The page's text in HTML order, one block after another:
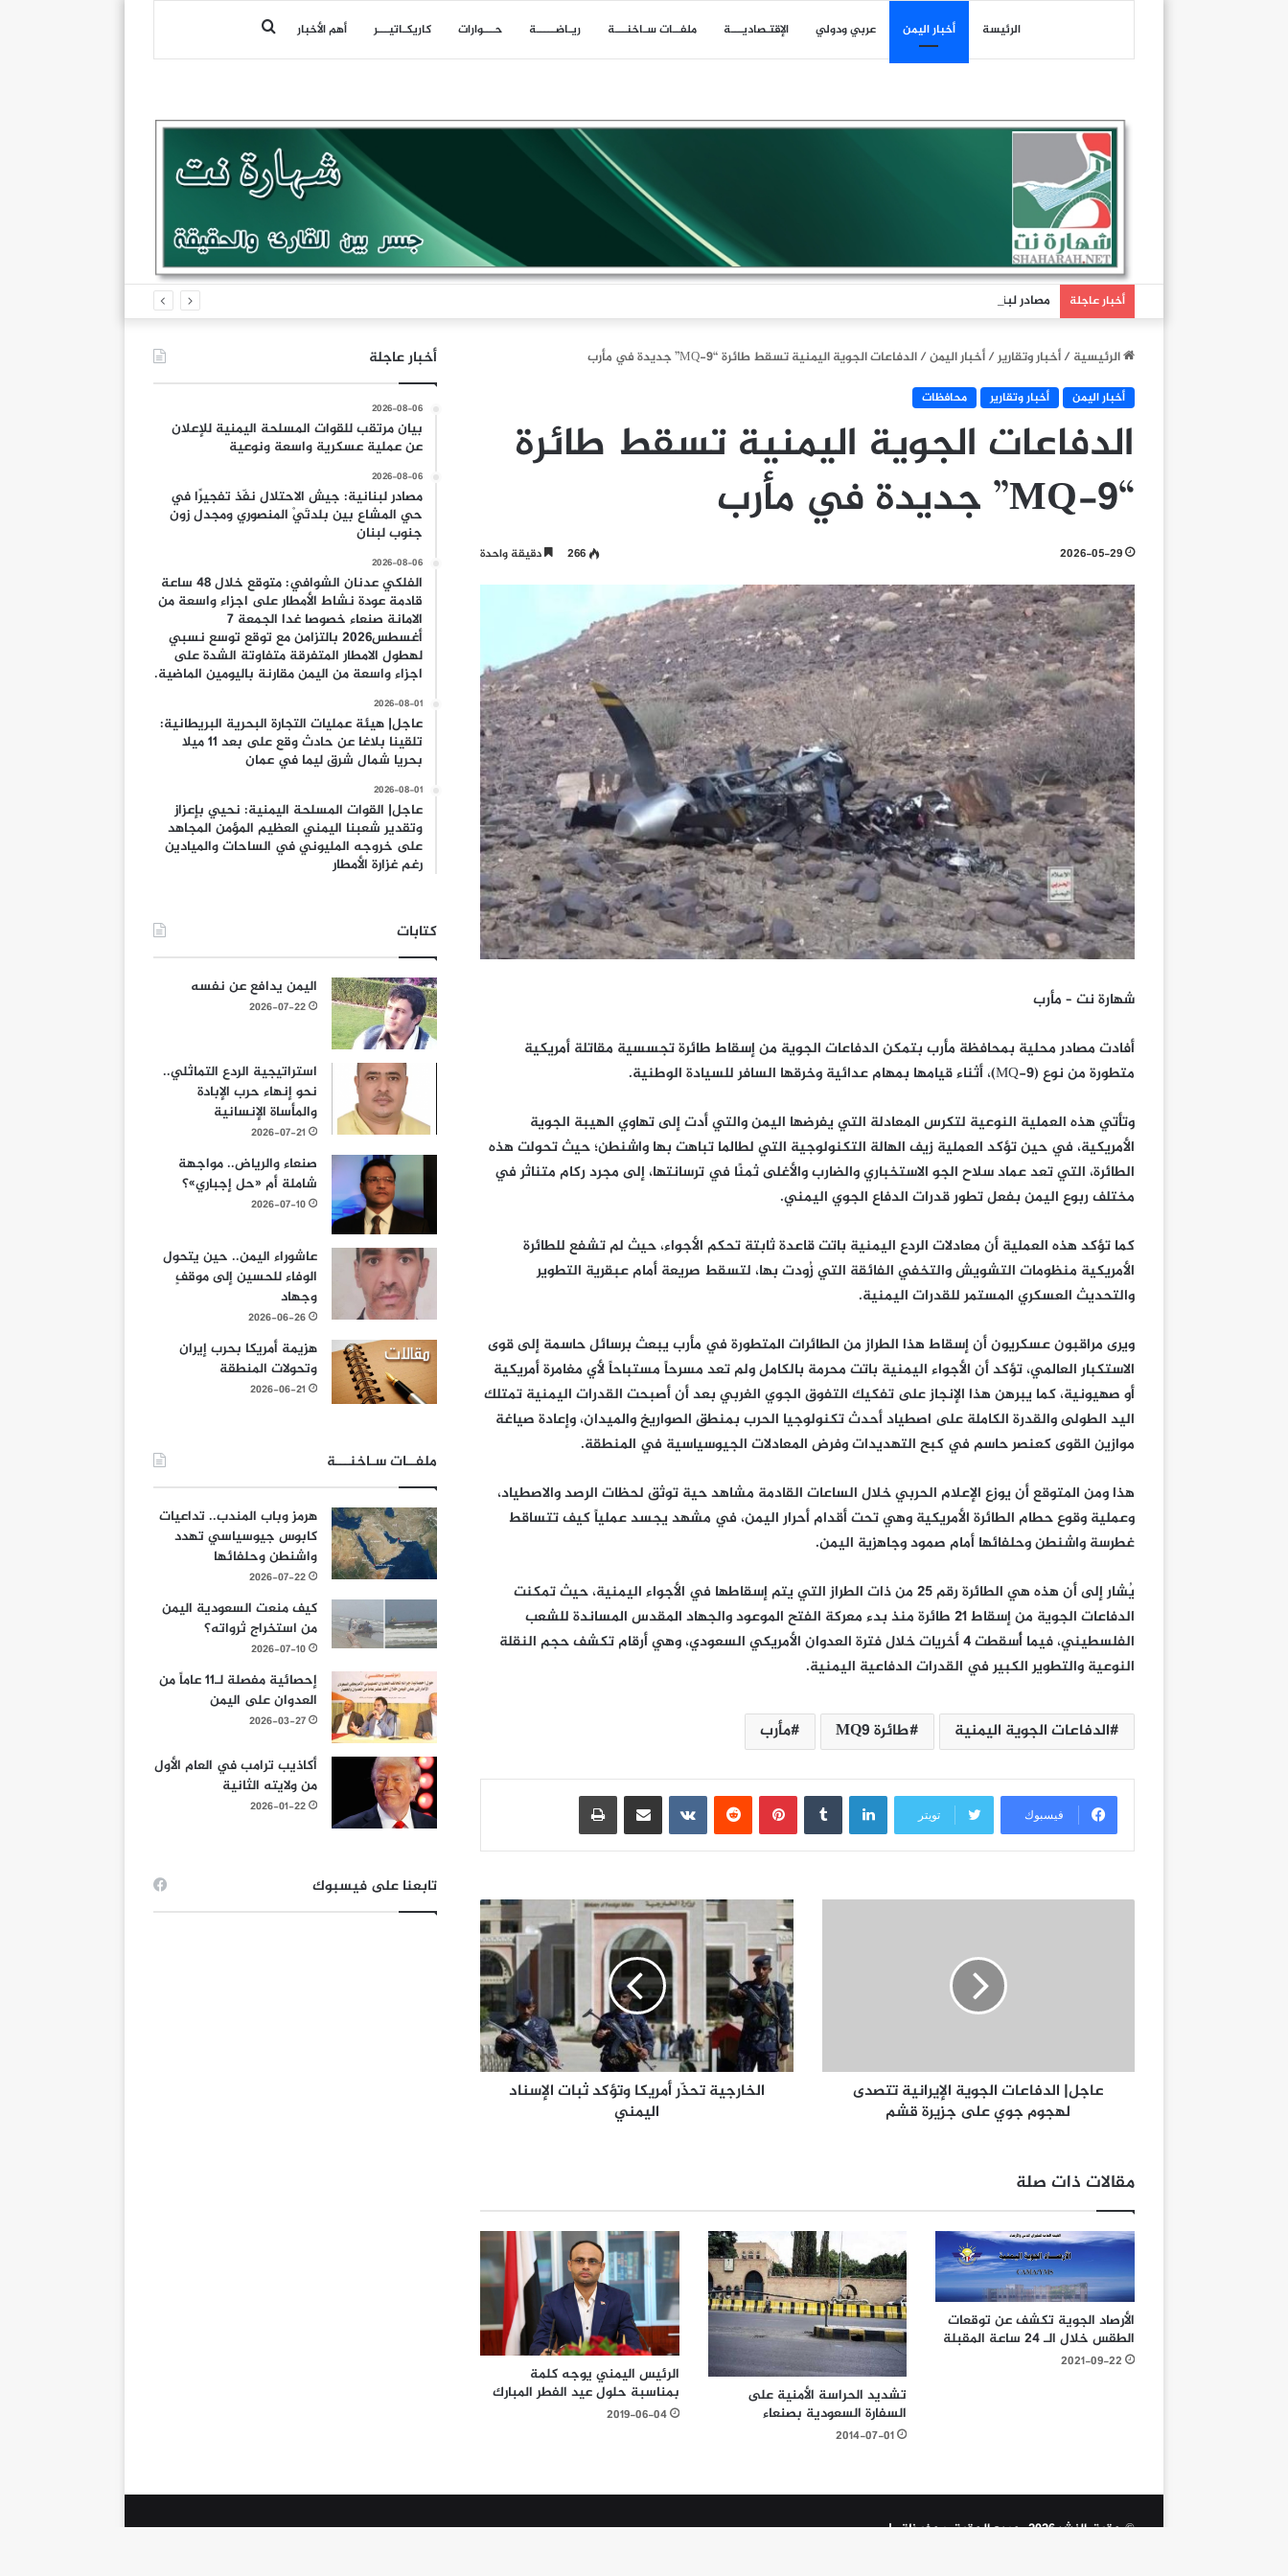
الرئيسة أخبار اليمن عربي ودولي اﻹقتـصاديـــة ملفــات سـاخنـــة ريـاضـــــة حـــوارات كاريكـاتيـــر أهم الأخبار بحث
أخبار عاجلة مصادر لبنانية: جيش الاحتلال نفّذ تفجيرًا في حي المشاع بين بلدتَيْ المنصوري ومجدل زون جنوب لبنان
الرئيسية/أخبار وتقارير/أخبار اليمن/الدفاعات الجوية اليمنية تسقط طائرة “MQ-9” جديدة في مأرب
أخبار اليمن أخبار وتقارير محافظات
الدفاعات الجوية اليمنية تسقط طائرة
“MQ-9” جديدة في مأرب
2026-05-29
266 دقيقة واحدة
شهارة نت – مأرب
أفادت مصادر محلية بمحافظة مأرب بتمكن الدفاعات الجوية من إسقاط طائرة تجسسية مقاتلة أمريكية
متطورة من نوع (MQ-9)، أثناء قيامها بمهام عدائية وخرقها السافر للسيادة الوطنية.
وتأتي هذه العملية النوعية لتكرس المعادلة التي يفرضها اليمن والتي أدت إلى تهاوي الهيبة الجوية
الأمريكية، في حين تؤكد العملية زيف الهالة التكنولوجية التي لطالما تباهت بها واشنطن؛ حيث تحولت هذه
الطائرة، التي تعد عماد سلاح الجو الاستخباري والضارب والأغلى ثمنًا في ترسانتها، إلى مجرد ركام متناثر في
مختلف ربوع اليمن بفعل تطور قدرات الدفاع الجوي اليمني.
كما تؤكد هذه العملية أن معادلات الردع اليمنية باتت قاعدة ثابتة تحكم الأجواء، حيث لم تشفع للطائرة
الأمريكية منظومات التشويش والتخفي الفائقة التي زُودت بها، لتسقط صريعة أمام عبقرية التطوير
والتحديث العسكري المستمر للقدرات اليمنية.
ويرى مراقبون عسكريون أن إسقاط هذا الطراز من الطائرات المتطورة في مأرب يبعث برسائل حاسمة إلى قوى
الاستكبار العالمي، تؤكد أن الأجواء اليمنية باتت محرمة بالكامل ولم تعد مسرحاً مستباحاً لأي مغامرة أمريكية
أو صهيونية، كما يبرهن هذا الإنجاز على تفكيك التفوق الجوي الغربي بعد أن أصبحت القدرات اليمنية تمتلك
اليد الطولى والقدرة الكاملة على اصطياد أحدث تكنولوجيا الحرب بمنطق الصواريخ والميدان، وإعادة صياغة
موازين القوى كعنصر حاسم في كبح التهديدات وفرض المعادلات الجيوسياسية في المنطقة.
هذا ومن المتوقع أن يوزع الإعلام الحربي خلال الساعات القادمة مشاهد حية توثق لحظات الرصد والاصطياد،
وعملية وقوع حطام الطائرة الأمريكية وهي تحت أقدام أحرار اليمن، في مشهد يجسد عملياً كيف تتساقط
غطرسة واشنطن وحلفائها أمام صمود وجاهزية اليمن.
يُشار إلى أن هذه هي الطائرة رقم 25 من ذات الطراز التي يتم إسقاطها في الأجواء اليمنية، حيث تمكنت
الدفاعات الجوية من إسقاط 21 طائرة منذ بدء معركة الفتح الموعود والجهاد المقدس المساندة للشعب
الفلسطيني، فيما أُسقطت 4 أخريات خلال فترة العدوان الأمريكي السعودي، وهي أرقام تكشف حجم النقلة
النوعية والتطوير الكبير في القدرات الدفاعية اليمنية.
الدفاعات الجوية اليمنية طائرة MQ9 مأرب
فيسبوك تويتر
لينكدإن بينتيريست مشاركة عبر البريد طباعة
عاجل| الدفاعات الجوية الإيرانية تتصدى
لهجوم جوي على جزيرة قشم
الخارجية تحذّر أمريكا وتؤكد ثبات الإسناد
اليمني
مقالات ذات صلة
الأرصاد الجوية تكشف عن توقعات
الطقس خلال الـ 24 ساعة المقبلة
2021-09-22
تشديد الحراسة الأمنية على
السفارة السعودية بصنعاء
2014-07-01
الرئيس اليمني يوجه كلمة
بمناسبة حلول عيد الفطر المبارك
2019-06-04
أخبار عاجلة
2026-08-06
بيان مرتقب للقوات المسلحة اليمنية للإعلان
عن عملية عسكرية واسعة ونوعية
2026-08-06
مصادر لبنانية: جيش الاحتلال نفّذ تفجيرًا في
حي المشاع بين بلدتَيْ المنصوري ومجدل زون
جنوب لبنان
2026-08-06
الفلكي عدنان الشوافي: متوقع خلال 48 ساعة
قادمة عودة نشاط الأمطار على اجزاء واسعة من
الامانة صنعاء خصوصا غدا الجمعة 7
أغسطس2026 بالتزامن مع توقع توسع نسبي
لهطول الامطار المتفرقة متفاوتة الشدة على
اجزاء واسعة من اليمن مقارنة باليومين الماضية.
2026-08-01
عاجل| هيئة عمليات التجارة البحرية البريطانية:
تلقينا بلاغا عن حادث وقع على بعد 11 ميلا
بحريا شمال شرق ليما في عمان
2026-08-01
عاجل| القوات المسلحة اليمنية: نحيي بإعزاز
وتقدير شعبنا اليمني العظيم المؤمن المجاهد
على خروجه المليوني في الساحات والميادين
رغم غزارة الأمطار
كتابات
اليمن يدافع عن نفسه
2026-07-22
استراتيجية الردع التماثلي..
نحو إنهاء حرب الإبادة
والمأساة الإنسانية
2026-07-21
صنعاء والرياض.. مواجهة
شاملة أم «حل إجباري»؟
2026-07-10
عاشوراء اليمن.. حين يتحول
الوفاء للحسين إلى موقفٍ
وجهاد
2026-06-26
هزيمة أمريكا بحرب إيران
وتحولات المنطقة
2026-06-21
ملفــات سـاخنـــة
هرمز وباب المندب.. تداعيات
كابوس جيوسياسي تهدد
واشنطن وحلفائها
2026-07-22
كيف منعت السعودية اليمن
من استخراج ثرواته؟
2026-07-10
إحصائية مفصلة لـ11 عاماً من
العدوان على اليمن
2026-03-27
أكاذيب ترامب في العام الأول
من ولايته الثانية
2026-01-22
تابعنا على فيسبوك
© حقوق النشر 2026، جميع الحقوق محفوظة |